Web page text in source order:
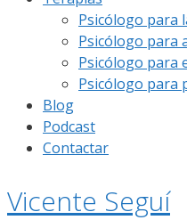
Psicólogo para
Psicólogo para
Psicólogo para
Psicólogo para
Blog
Podcast
Contactar
Vicente Seguí